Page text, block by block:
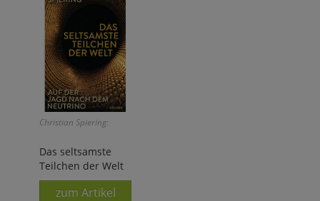
Christian Spiering:
Das seltsamste
Teilchen der Welt
zum Artikel